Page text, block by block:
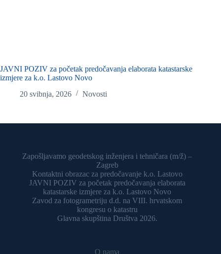
JAVNI POZIV za početak predočavanja elaborata katastarske
izmjere za k.o. Lastovo Novo
20 svibnja, 2026
Novosti
Zapošljavamo geodetskog inženjera i tehničara (m/ž) –
Zagreb
Kontaktni obrazac za predočavanje k.o. Lastovo
JAVNI POZIV za početak predočavanja elaborata
katastarske izmjere za k.o. Lastovo Novo
Zavod za fotogrametriju d.d. na VIII. hrvatskom
kongresu o katastru
Glavna skupština Društva 2026.
O nama